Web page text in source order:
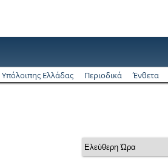
Υπόλοιπης Ελλάδας Περιοδικά Ένθετα